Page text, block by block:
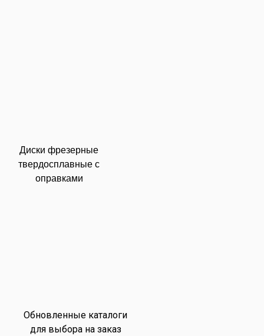
Диски фрезерные
твердосплавные с
оправками
Обновленные каталоги
для выбора на заказ